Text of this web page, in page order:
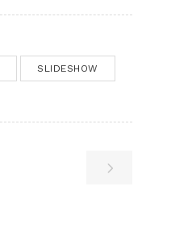
SLIDESHOW